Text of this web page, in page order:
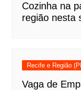
Cozinha na
região nesta
Recife e Região
Vaga de